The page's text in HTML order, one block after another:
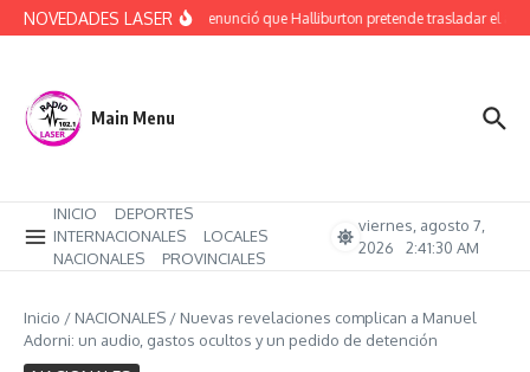
Saltar al contenido
NOVEDADES LASERRucci denunció que Halliburton pretende trasladar el
Main Menu
INICIO
DEPORTES
INTERNACIONALES
LOCALES
NACIONALES
PROVINCIALES
viernes, agosto 7,
2026
2:41:31 AM
Inicio / NACIONALES / Nuevas revelaciones complican a Manuel
Adorni: un audio, gastos ocultos y un pedido de detención